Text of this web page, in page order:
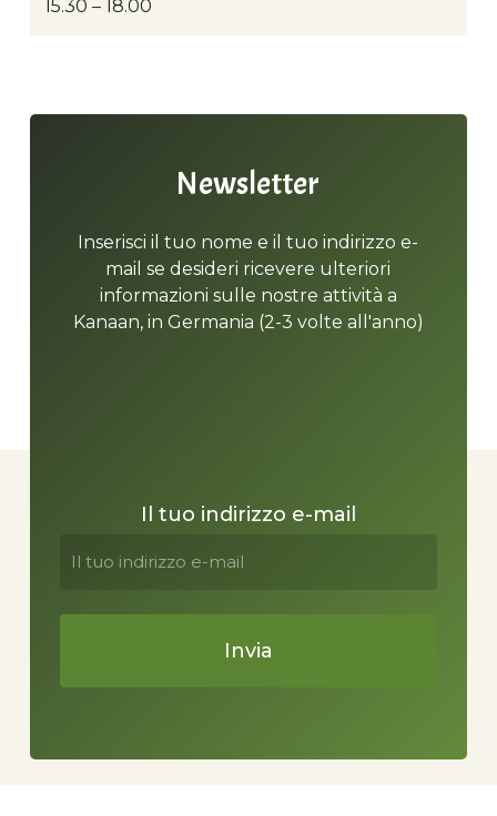
15.30 – 18.00
Newsletter
Inserisci il tuo nome e il tuo indirizzo e-
mail se desideri ricevere ulteriori
informazioni sulle nostre attività a
Kanaan, in Germania (2-3 volte all'anno)
Il tuo indirizzo e-mail